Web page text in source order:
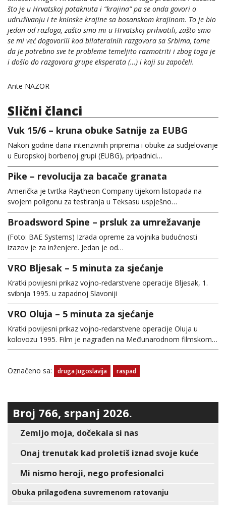
što je u Hrvatskoj potaknuta i “krajina” pa se onda govori o
udruživanju i te kninske krajine sa bosanskom krajinom. To je bio
jedan od razloga, zašto smo mi u Hrvatskoj prihvatili, zašto smo
se mi već dogovorili kod bilateralnih razgovora sa Srbima, tome
da je potrebno sve te probleme temeljito razmotriti i zbog toga je
i došlo do razgovora grupe eksperata (…) i koji su započeli.
Ante NAZOR
Slični članci
Vuk 15/6 – kruna obuke Satnije za EUBG
Nakon godine dana intenzivnih priprema i obuke za sudjelovanje
u Europskoj borbenoj grupi (EUBG), pripadnici…
Pike – revolucija za bacače granata
Američka je tvrtka Raytheon Company tijekom listopada na
svojem poligonu za testiranja u Teksasu uspješno…
Broadsword Spine – prsluk za umrežavanje
(Foto: BAE Systems) Izrada opreme za vojnika budućnosti
izazov je za inženjere. Jedan je od…
VRO Bljesak – 5 minuta za sjećanje
Kratki povijesni prikaz vojno-redarstvene operacije Bljesak, 1.
svibnja 1995. u zapadnoj Slavoniji
VRO Oluja – 5 minuta za sjećanje
Kratki povijesni prikaz vojno-redarstvene operacije Oluja u
kolovozu 1995. Film je nagrađen na Međunarodnom filmskom…
Označeno sa: druga Jugoslavija raspad
Broj 766, srpanj 2026.
Zemljo moja, dočekala si nas
Onaj trenutak kad proletiš iznad svoje kuće
Mi nismo heroji, nego profesionalci
Obuka prilagođena suvremenom ratovanju